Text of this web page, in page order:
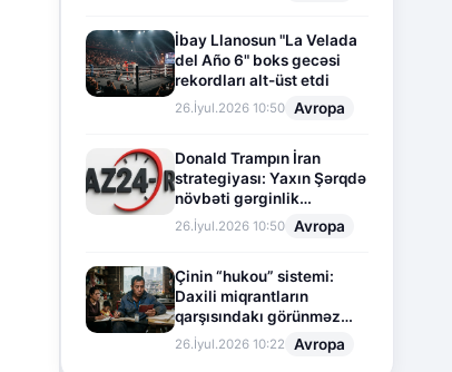
İbay Llanosun "La Velada
del Año 6" boks gecəsi
rekordları alt-üst etdi
26.İyul.2026 10:50 Avropa
Donald Trampın İran
strategiyası: Yaxın Şərqdə
növbəti gərginlik
mərhələsi
26.İyul.2026 10:50 Avropa
Çinin “hukou” sistemi:
Daxili miqrantların
qarşısındakı görünməz
sədd
26.İyul.2026 10:22 Avropa